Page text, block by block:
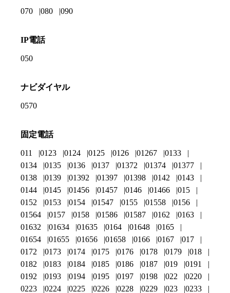
070 080 090
IP電話
050
ナビダイヤル
0570
固定電話
011 0123 0124 0125 0126 01267
0133
0134
0135 0136 0137 01372 01374
01377
0138
0139 01392 01397 01398 0142
0143
0144
0145 01456 01457 0146 01466
015
0152
0153 0154 01547 0155 01558
0156
01564
0157 0158 01586 01587 0162
0163
01632
01634 01635 0164 01648
0165
01654
01655 01656 01658 0166 0167
017
0172
0173 0174 0175 0176 0178 0179
018
0182
0183 0184 0185 0186 0187 019
0191
0192
0193 0194 0195 0197 0198 022
0220
0223
0224 0225 0226 0228 0229 023 0233